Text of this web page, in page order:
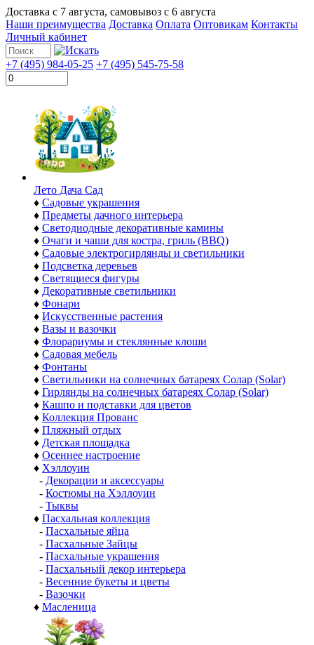
Доставка с 7 августа, самовывоз с 6 августа
Наши преимущества Доставка Оплата Оптовикам Контакты
Личный кабинет
+7 (495) 984-05-25 +7 (495) 545-75-58
Лето Дача Сад
♦ Садовые украшения
♦ Предметы дачного интерьера
♦ Светодиодные декоративные камины
♦ Очаги и чаши для костра, гриль (BBQ)
♦ Садовые электрогирлянды и светильники
♦ Подсветка деревьев
♦ Светящиеся фигуры
♦ Декоративные светильники
♦ Фонари
♦ Искусственные растения
♦ Вазы и вазочки
♦ Флорариумы и стеклянные клоши
♦ Садовая мебель
♦ Фонтаны
♦ Светильники на солнечных батареях Солар (Solar)
♦ Гирлянды на солнечных батареях Солар (Solar)
♦ Кашпо и подставки для цветов
♦ Коллекция Прованс
♦ Пляжный отдых
♦ Детская площадка
♦ Осеннее настроение
♦ Хэллоуин
- Декорации и аксессуары
- Костюмы на Хэллоуин
- Тыквы
♦ Пасхальная коллекция
- Пасхальные яйца
- Пасхальные Зайцы
- Пасхальные украшения
- Пасхальный декор интерьера
- Весенние букеты и цветы
- Вазочки
♦ Масленица